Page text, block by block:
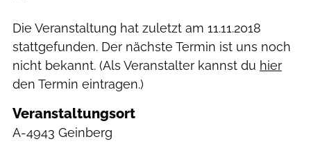
Die Veranstaltung hat zuletzt am 11.11.2018
stattgefunden. Der nächste Termin ist uns noch
nicht bekannt. (Als Veranstalter kannst du hier
den Termin eintragen.)
Veranstaltungsort
A-4943 Geinberg